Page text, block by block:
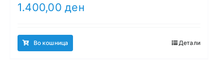
1.400,00ден
Во кошница Детали